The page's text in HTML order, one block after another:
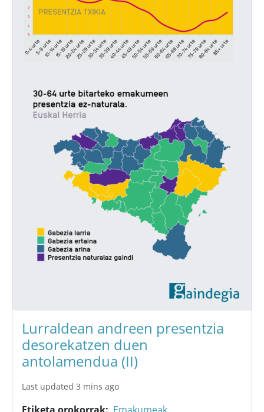
Lurraldean andreen presentzia
desorekatzen duen
antolamendua (II)
Last updated 3 mins ago